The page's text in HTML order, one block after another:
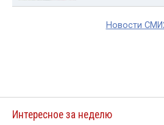
Новости
Интересное за неделю